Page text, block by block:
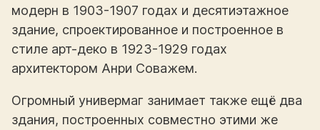
модерн в 1903-1907 годах и десятиэтажное
здание, спроектированное и построенное в
стиле арт-деко в 1923-1929 годах
архитектором Анри Соважем.
Огромный универмаг занимает также ещё два
здания, построенных совместно этими же